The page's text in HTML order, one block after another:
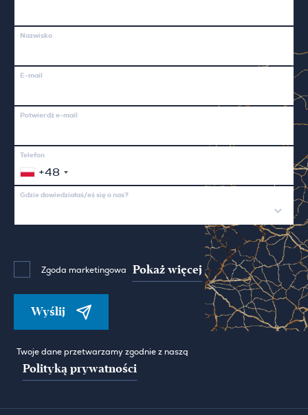
Nazwisko
E-mail
Potwierdź e-mail
Telefon
+48
Gdzie dowiedziałaś/eś się o nas?
Zgoda marketingowa Pokaż więcej
Wyślij
Twoje dane przetwarzamy zgodnie z naszą
Polityką prywatności